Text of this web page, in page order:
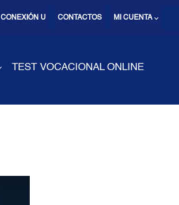
MI CUENTA ⌵
CONTACTOS
CONEXIÓN U
TEST VOCACIONAL ONLINE